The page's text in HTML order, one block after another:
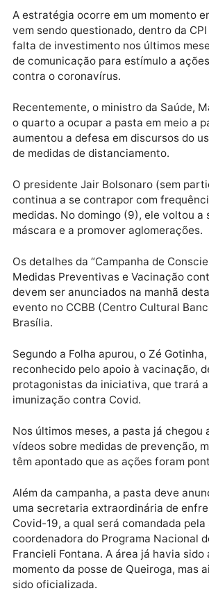
Covid, como uso de máscaras e
Publicidade
vem sendo questionado, dentro
falta de investimento nos últimos
de comunicação para estímulo a
contra o coronavírus.
Recentemente, o ministro da
o quarto a ocupar a pasta em meio
aumentou a defesa em discursos
de medidas de distanciamento.
O presidente Jair Bolsonaro (sem
continua a se contrapor com
medidas. No domingo (9), ele
máscara e a promover
Os detalhes da “Campanha de
Medidas Preventivas e
devem ser anunciados na manhã
Brasília.
Segundo a Folha apurou, o Zé
protagonistas da iniciativa, que
imunização contra Covid.
Nos últimos meses, a pasta já
vídeos sobre medidas de
têm apontado que as ações foram